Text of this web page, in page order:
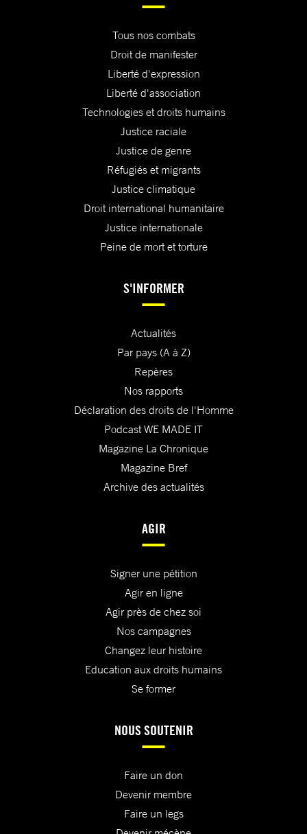
Tous nos combats
Droit de manifester
Liberté d'expression
Liberté d'association
Technologies et droits humains
Justice raciale
Justice de genre
Réfugiés et migrants
Justice climatique
Droit international humanitaire
Justice internationale
Peine de mort et torture
S'INFORMER
Actualités
Par pays (A à Z)
Repères
Nos rapports
Déclaration des droits de l'Homme
Podcast WE MADE IT
Magazine La Chronique
Magazine Bref
Archive des actualités
AGIR
Signer une pétition
Agir en ligne
Agir près de chez soi
Nos campagnes
Changez leur histoire
Education aux droits humains
Se former
NOUS SOUTENIR
Faire un don
Devenir membre
Faire un legs